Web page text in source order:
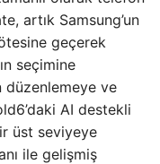
artık Samsung’un
geçerek
seçimine
ve
AI destekli
üst seviyeye
ile gelişmiş